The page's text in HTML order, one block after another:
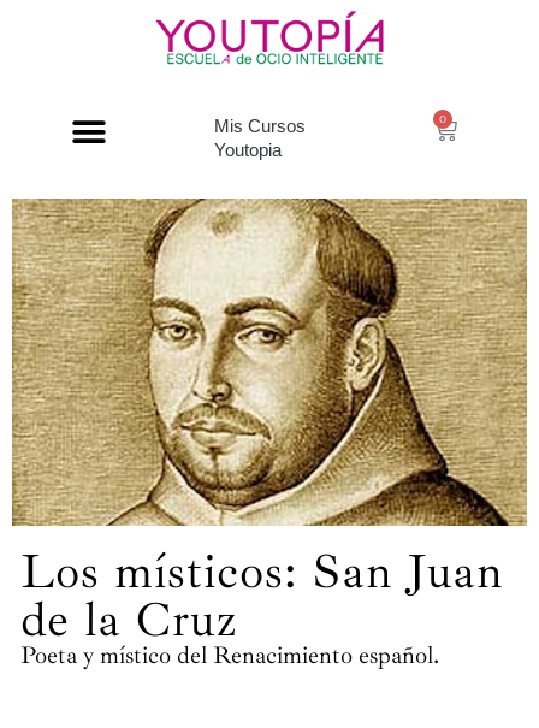
Mis Cursos
Youtopia
0
Los místicos: San Juan
de la Cruz
Poeta y místico del Renacimiento español.